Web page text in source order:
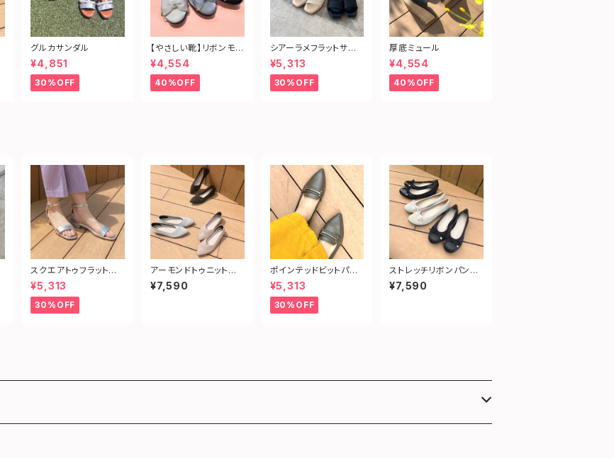
グルカサンダル
¥4,851
30%OFF
【やさしい靴】リボンモチ
ーフフラットパンプス
¥4,554
40%OFF
シアーラメフラットサン
ダル
¥5,313
30%OFF
厚底ミュール
¥4,554
40%OFF
スクエアトゥフラットサ
ンダル
¥5,313
30%OFF
アーモンドトゥニットパ
ンプス
¥7,590
ポインテッドビットパン
プス（スネーク型押し）
¥5,313
30%OFF
ストレッチリボンパンプ
ス
¥7,590